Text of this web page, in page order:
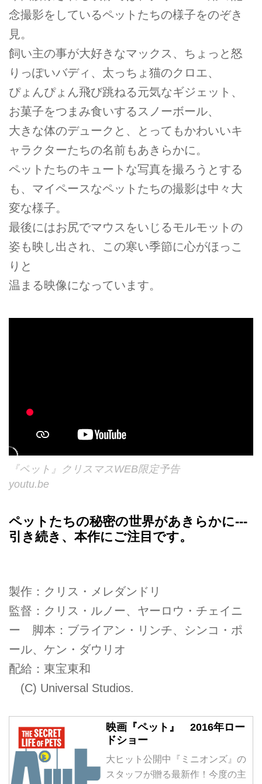
念撮影をしているペットたちの様子をのぞき
見。
飼い主の事が大好きなマックス、ちょっと怒
りっぽいバディ、太っちょ猫のクロエ、
ぴょんぴょん飛び跳ねる元気なギジェット、
お菓子をつまみ食いするスノーボール、
大きな体のデュークと、とってもかわいいキ
ャラクターたちの名前もあきらかに。
ペットたちのキュートな写真を撮ろうとする
も、マイペースなペットたちの撮影は中々大
変な様子。
最後にはお尻でマウスをいじるモルモットの
姿も映し出され、この寒い季節に心がほっこ
りと
温まる映像になっています。
『ペット』クリスマスWEB限定予告
youtu.be
ペットたちの秘密の世界があきらかに---
引き続き、本作にご注目です。
製作：クリス・メレダンドリ
監督：クリス・ルノー、ヤーロウ・チェイニ
ー 脚本：ブライアン・リンチ、シンコ・ポ
ール、ケン・ダウリオ
配給：東宝東和
(C) Universal Studios.
映画『ペット』 2016年ロー
ドショー
大ヒット公開中『ミニオンズ』の
スタッフが贈る最新作！今度の主